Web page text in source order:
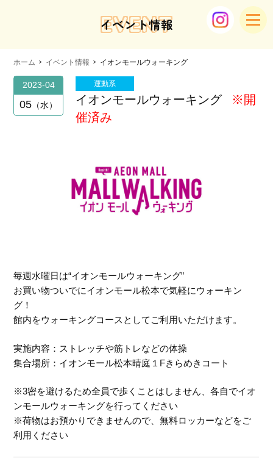
EVENT
イベント情報
ホーム イベント情報 イオンモールウォーキング
2023-04
05 水
運動系
イオンモールウォーキング
※開
催済み
毎週水曜日は“イオンモールウォーキング”
お買い物ついでにイオンモール松本で気軽にウォーキン
グ！
館内をウォーキングコースとしてご利用いただけます。
実施内容：ストレッチや筋トレなどの体操
集合場所：イオンモール松本晴庭１Fきらめきコート
※3密を避けるため全員で歩くことはしません、各自でイオ
ンモールウォーキングを行ってください
※荷物はお預かりできませんので、無料ロッカーなどをご
利用ください